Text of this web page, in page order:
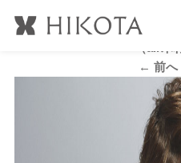
公開日時:
2017.4.21 980 × 480
← 前へ